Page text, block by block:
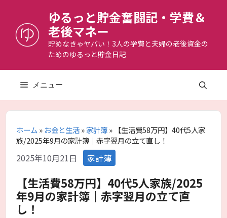
へ
ゆるっと貯金奮闘記・学費＆
老後マネー
貯めなきゃヤバい！3人の学費と夫婦の老後資金の
ためのゆるっと貯金日記
メニュー
ホーム» お金と生活»家計簿» 【生活費58万円】40代5人家
族/2025年9月の家計簿｜赤字翌月の立て直し！
2025年10月21日 カ
テ
ゴ
リ
ー
家計簿
【生活費58万円】40代5人家族/2025
年9月の家計簿｜赤字翌月の立て直
し！